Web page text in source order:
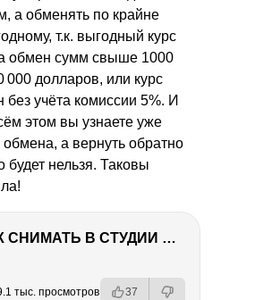
а обменять по крайне
т.к. выгодный курс
обмен сумм свыше 1000
000 долларов, или курс
без учёта комиссии 5%. И
этом вы узнаете уже
обмена, а вернуть обратно
будет нельзя. Таковы
КАК СНИМАТЬ В СТУДИИ СО ВСПЫШКАМИ
тыс. просмотров 37